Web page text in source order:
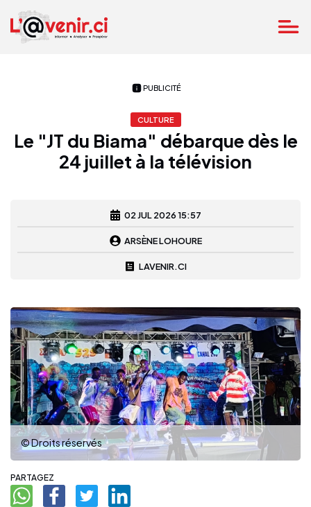
PUBLICITÉ
CULTURE
Le "JT du Biama" débarque dès le
24 juillet à la télévision
02 JUL 2026 15:57
ARSÈNE LOHOURE
LAVENIR.CI
© Droits réservés
PARTAGEZ